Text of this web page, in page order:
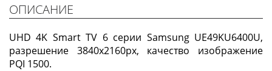
ОПИСАНИЕ
UHD 4K Smart TV 6 серии Samsung UE49KU6400U,
разрешение 3840x2160px, качество изображение
PQI 1500.